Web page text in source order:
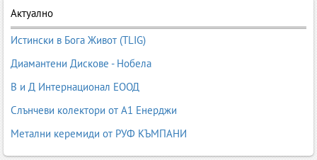
Актуално
Истински в Бога Живот (TLIG)
Диамантени Дискове - Нобела
В и Д Интернационал ЕООД
Слънчеви колектори от А1 Енерджи
Метални керемиди от РУФ КЪМПАНИ